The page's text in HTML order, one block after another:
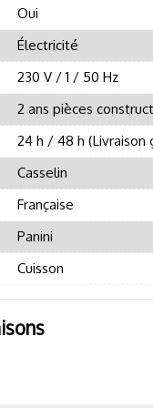
Oui
Électricité
230 V / 1 / 50 Hz
2 ans pièces
24 h / 48 h (Livraison
Casselin
Française
Panini
Cuisson